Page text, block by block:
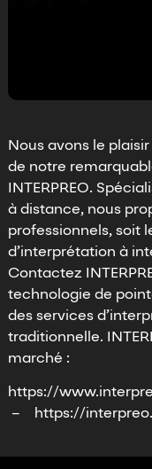
Nous avons le
de notre
INTERPREO.
à distance, nous
professionnels, soit
d’interprétation à
Contactez
technologie de
des services
traditionnelle.
marché :
https://
–
https://